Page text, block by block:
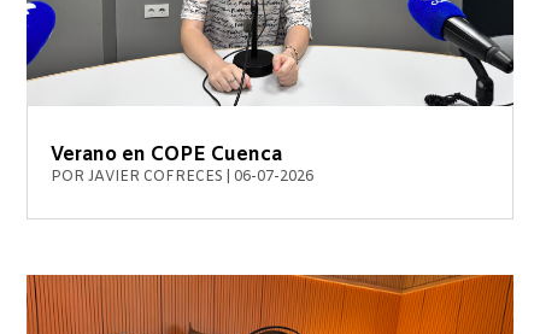
Verano en COPE Cuenca
PORJAVIER COFRECES 06-07-2026